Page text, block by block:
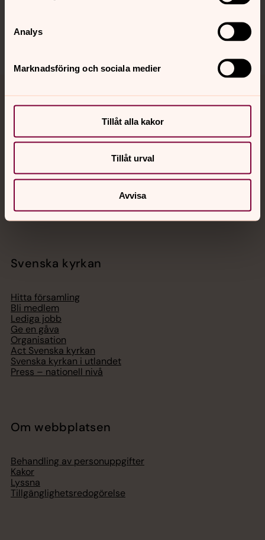
Analys
Marknadsföring och sociala medier
Tillåt alla kakor
Tillåt urval
Avvisa
Jourhavande präst
Akut samtals- och krisstöd. Prata eller chatta anonymt
med en präst på kvällar och nätter.
Chatt
Svenska kyrkan
Hitta församling
Bli medlem
Lediga jobb
Ge en gåva
Organisation
Act Svenska kyrkan
Svenska kyrkan i utlandet
Press – nationell nivå
Om webbplatsen
Behandling av personuppgifter
Kakor
Lyssna
Tillgänglighetsredogörelse